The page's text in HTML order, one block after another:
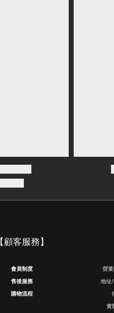
【顧客服務】
會員制度
售後服務
購物流程
營
地址
實